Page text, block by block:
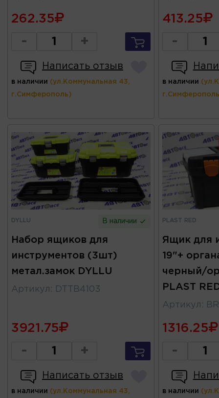
262.35
- +
Написать отзыв
в наличии (ул.Коммунальная 43,
г.Симферополь)
413.25
-
в наличии
DYLLU В наличии
Набор ящиков для
инструментов (3шт)
метал.замок DYLLU
Артикул : DTTB4103
3921.75
- +
Написать отзыв
в наличии (ул.Коммунальная 43,
PLAST RED
Ящик для
19"+
черный/
PLAST
Артикул :
1316.25
-
в наличии